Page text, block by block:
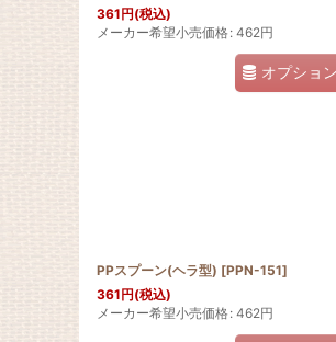
361円(税込)
メーカー希望小売価格: 462円
オプショ
PPスプーン(ヘラ型) [PPN-151]
361円(税込)
メーカー希望小売価格: 462円